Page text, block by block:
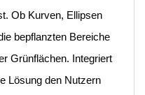
Ob Kurven, Ellipsen
bepflanzten Bereiche
Grünflächen. Integriert
Lösung den Nutzern